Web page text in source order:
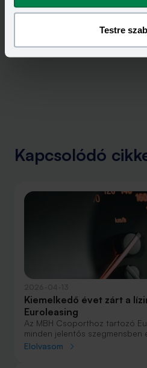
Testre
Kapcsolódó
Kiemelkedő évet zárt a
Euroleasing
Az MBH Csoporthoz tartozó
minden jelentős
részesedése meghaladta a 25
Elolvasom